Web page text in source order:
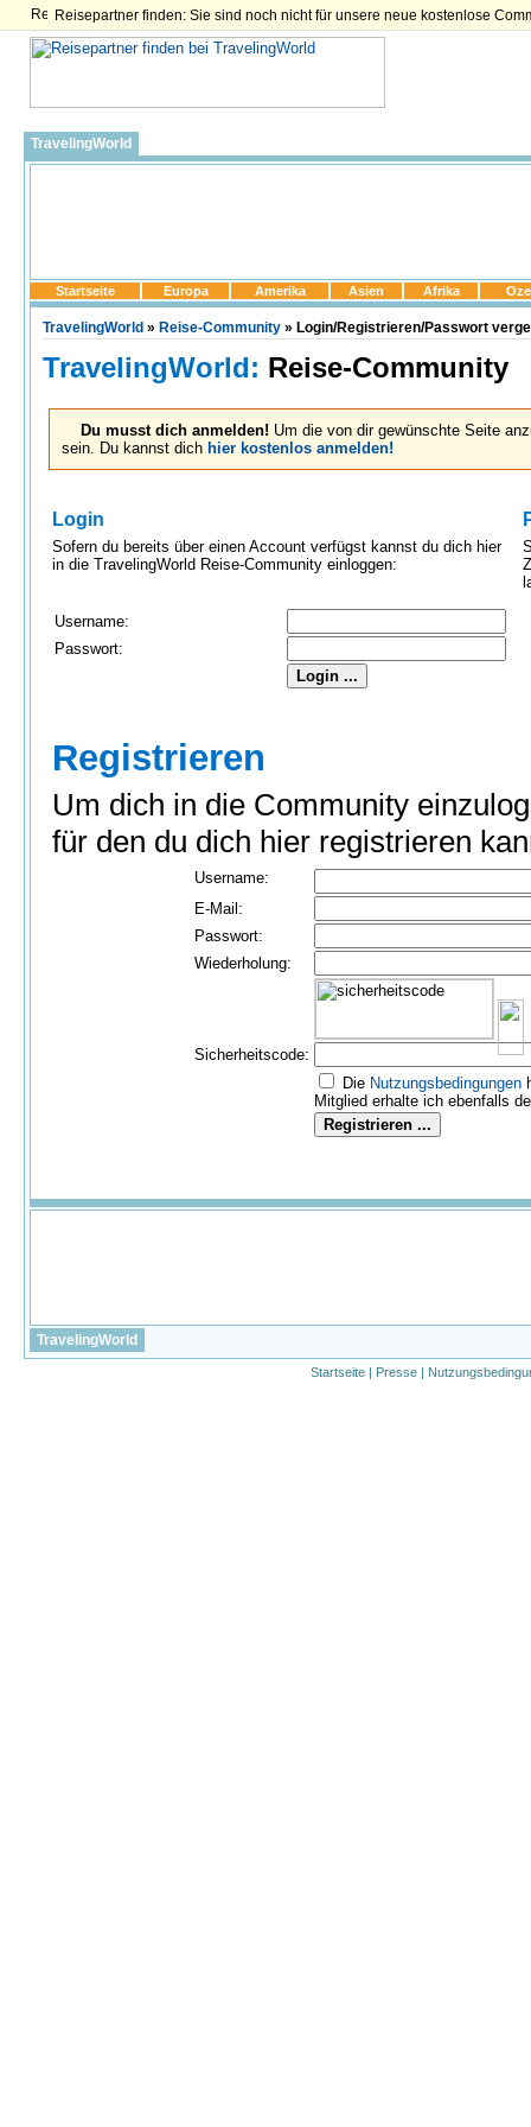
Reisepartner finden: Sie sind noch nicht für unsere neue kostenlose
TravelingWorld
Startseite Europa Amerika Asien Afrika
TravelingWorld » Reise-Community » Login/Registrieren/Passwort
TravelingWorld: Reise-Community
Du musst dich anmelden! Um die von dir gewünschte Seite
sein. Du kannst dich hier kostenlos anmelden!
Login
Sofern du bereits über einen Account verfügst kannst du dich hier
in die TravelingWorld Reise-Community einloggen:
Username:
Passwort:
Registrieren
Um dich in die Community
für den du dich hier registrieren
Username:
E-Mail:
Passwort:
Wiederholung:
Sicherheitscode:
Die Nutzungs­bedingungen
Mitglied erhalte ich ebenfalls
TravelingWorld
Startseite | Presse |